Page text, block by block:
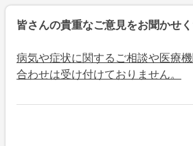
皆さんの貴重なご意見をお聞かせく
病気や症状に関するご相談や医療
合わせは受け付けておりません。